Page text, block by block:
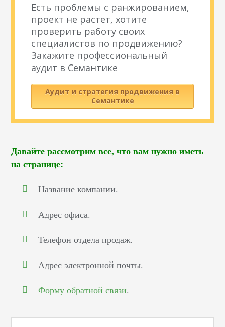
Есть проблемы с ранжированием,
проект не растет, хотите
проверить работу своих
специалистов по продвижению?
Закажите профессиональный
аудит в Семантике
Аудит и стратегия продвижения в
Семантике
Давайте рассмотрим все, что вам нужно иметь
на странице:
Название компании.
Адрес офиса.
Телефон отдела продаж.
Адрес электронной почты.
Форму обратной связи.